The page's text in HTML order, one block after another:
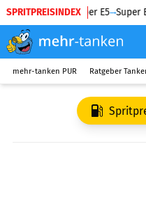
SPRITPREISINDEX
Diesel Super E5 Super
mehr-tanken PUR Ratgeber